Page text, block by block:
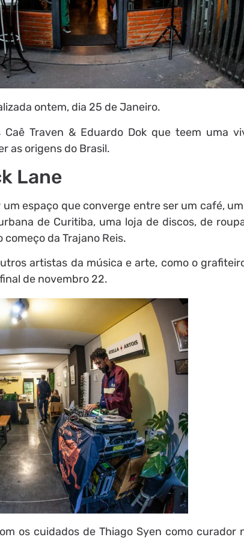
ontem, dia 25 de Janeiro.
Traven & Eduardo Dok que teem uma
as origens do Brasil.
Lane
espaço que converge entre ser um café,
de Curitiba, uma loja de discos, de
da Trajano Reis.
artistas da música e arte, como o
de novembro 22.
os cuidados de Thiago Syen como curador